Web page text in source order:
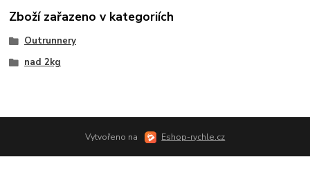
Zboží zařazeno v kategoriích
Outrunnery
nad 2kg
Vytvořeno na Eshop-rychle.cz